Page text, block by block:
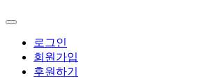
로그인
회원가입
후원하기